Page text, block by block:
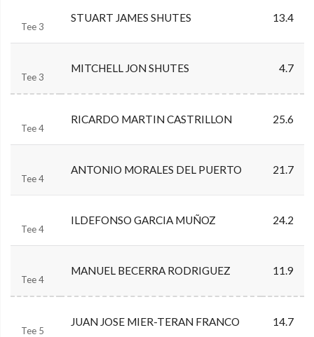
Tee 3
STUART JAMES SHUTES 13.4
Tee 3
MITCHELL JON SHUTES 4.7
Tee 4
RICARDO MARTIN CASTRILLON 25.6
Tee 4
ANTONIO MORALES DEL PUERTO 21.7
Tee 4
ILDEFONSO GARCIA MUÑOZ 24.2
Tee 4
MANUEL BECERRA RODRIGUEZ 11.9
Tee 5
JUAN JOSE MIER-TERAN FRANCO 14.7